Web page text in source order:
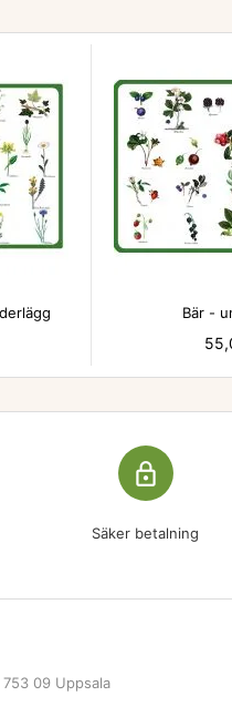
Bär -
Pris
lock_outline
Säker betalning
09 Uppsala